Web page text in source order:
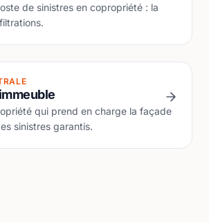
de sinistres en copropriété : la
qui prend en charge la façade
sinistres garantis.